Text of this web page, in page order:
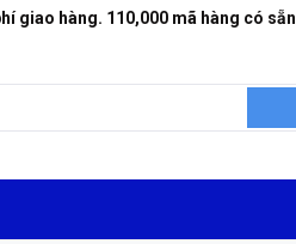
giao hàng. 110,000 mã hàng có sẵn